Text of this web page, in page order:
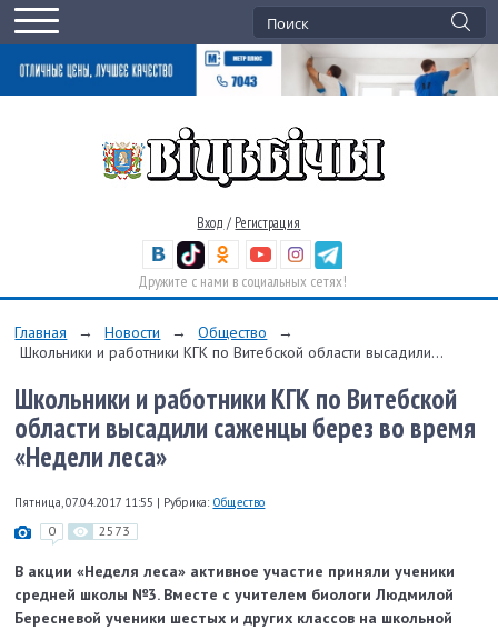
Вход / Регистрация
Дружите с нами в социальных сетях!
Главная → Новости → Общество
→
Школьники и работники КГК по Витебской области высадили...
Школьники и работники КГК по Витебской
области высадили саженцы берез во время
«Недели леса»
Пятница, 07.04.2017 11:55 | Рубрика: Общество
0 2573
В акции «Неделя леса» активное участие приняли ученики
средней школы №3. Вместе с учителем биологи Людмилой
Бересневой ученики шестых и других классов на школьной